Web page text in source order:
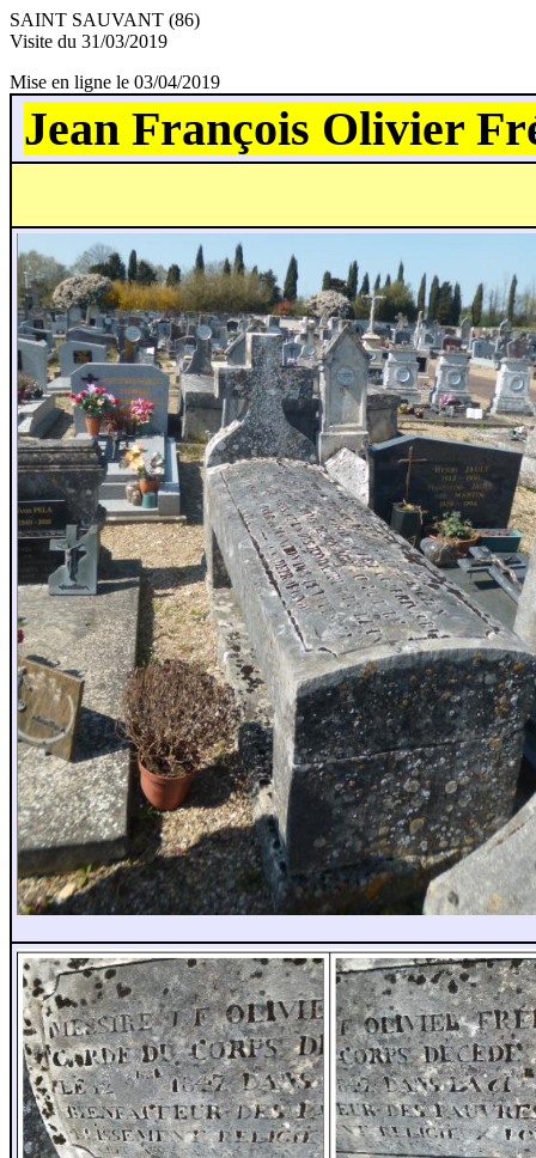
SAINT SAUVANT (86)
Visite du 31/03/2019
Mise en ligne le 03/04/2019
Jean François Olivier